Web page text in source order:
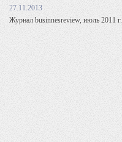
27.11.2013
Журнал businnesreview, июль 2011 г.